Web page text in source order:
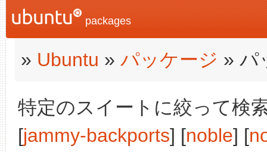
packages
» Ubuntu » パッケージ » パ
特定のスイートに絞って検
[jammy-backports] [noble] [